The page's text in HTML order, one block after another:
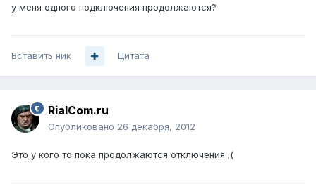
у меня одного подключения продолжаются?
Вставить ник Цитата
RialCom.ru
Опубликовано 26 декабря, 2012
Это у кого то пока продолжаются отключения ;(